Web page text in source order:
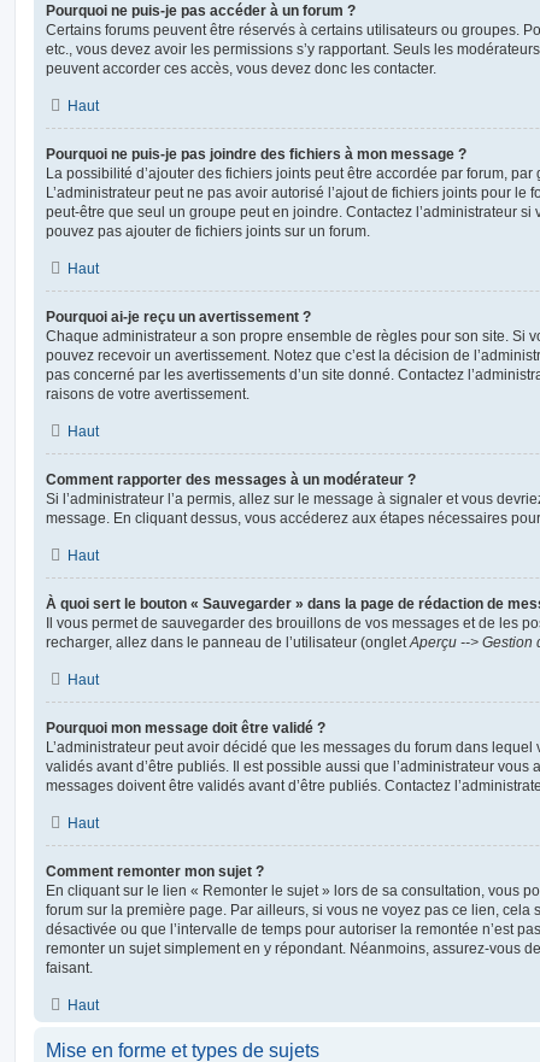
Pourquoi ne puis-je pas accéder à un forum ?
Certains forums peuvent être réservés à certains utilisateurs ou groupes.
etc., vous devez avoir les permissions s’y rapportant. Seuls les
peuvent accorder ces accès, vous devez donc les contacter.
Haut
Pourquoi ne puis-je pas joindre des fichiers à mon message ?
La possibilité d’ajouter des fichiers joints peut être accordée par forum, par
L’administrateur peut ne pas avoir autorisé l’ajout de fichiers joints pour le
peut-être que seul un groupe peut en joindre. Contactez l’administrateur
pouvez pas ajouter de fichiers joints sur un forum.
Haut
Pourquoi ai-je reçu un avertissement ?
Chaque administrateur a son propre ensemble de règles pour son site. Si
pouvez recevoir un avertissement. Notez que c’est la décision de
pas concerné par les avertissements d’un site donné. Contactez
raisons de votre avertissement.
Haut
Comment rapporter des messages à un modérateur ?
Si l’administrateur l’a permis, allez sur le message à signaler et vous
message. En cliquant dessus, vous accéderez aux étapes nécessaires
Haut
À quoi sert le bouton « Sauvegarder » dans la page de rédaction de
Il vous permet de sauvegarder des brouillons de vos messages et de les
recharger, allez dans le panneau de l’utilisateur (onglet Aperçu --> Gestion
Haut
Pourquoi mon message doit être validé ?
L’administrateur peut avoir décidé que les messages du forum dans lequel
validés avant d’être publiés. Il est possible aussi que l’administrateur vous
messages doivent être validés avant d’être publiés. Contactez
Haut
Comment remonter mon sujet ?
En cliquant sur le lien « Remonter le sujet » lors de sa consultation, vous
forum sur la première page. Par ailleurs, si vous ne voyez pas ce lien, cela
désactivée ou que l’intervalle de temps pour autoriser la remontée n’est
remonter un sujet simplement en y répondant. Néanmoins, assurez-vous
faisant.
Haut
Mise en forme et types de sujets